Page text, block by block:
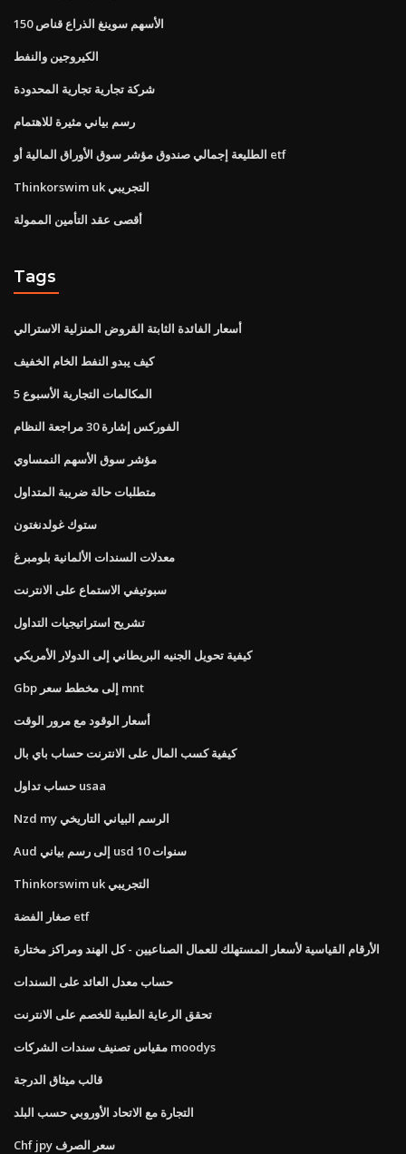
الأسهم سوينغ الذراع قناص 150
الكيروجين والنفط
شركة تجارية تجارية المحدودة
رسم بياني مثيرة للاهتمام
الطليعة إجمالي صندوق مؤشر سوق الأوراق المالية أو etf
Thinkorswim uk التجريبي
أقصى عقد التأمين الممولة
Tags
أسعار الفائدة الثابتة القروض المنزلية الاسترالي
كيف يبدو النفط الخام الخفيف
المكالمات التجارية الأسبوع 5
الفوركس إشارة 30 مراجعة النظام
مؤشر سوق الأسهم النمساوي
متطلبات حالة ضريبة المتداول
ستوك غولدنغتون
معدلات السندات الألمانية بلومبرغ
سبوتيفي الاستماع على الانترنت
تشريح استراتيجيات التداول
كيفية تحويل الجنيه البريطاني إلى الدولار الأمريكي
Gbp إلى مخطط سعر mnt
أسعار الوقود مع مرور الوقت
كيفية كسب المال على الانترنت حساب باي بال
حساب تداول usaa
Nzd my الرسم البياني التاريخي
Aud إلى رسم بياني usd 10 سنوات
Thinkorswim uk التجريبي
صغار الفضة etf
الأرقام القياسية لأسعار المستهلك للعمال الصناعيين - كل الهند ومراكز مختارة
حساب معدل العائد على السندات
تحقق الرعاية الطبية للخصم على الانترنت
مقياس تصنيف سندات الشركات moodys
قالب ميثاق الدرجة
التجارة مع الاتحاد الأوروبي حسب البلد
Chf jpy سعر الصرف